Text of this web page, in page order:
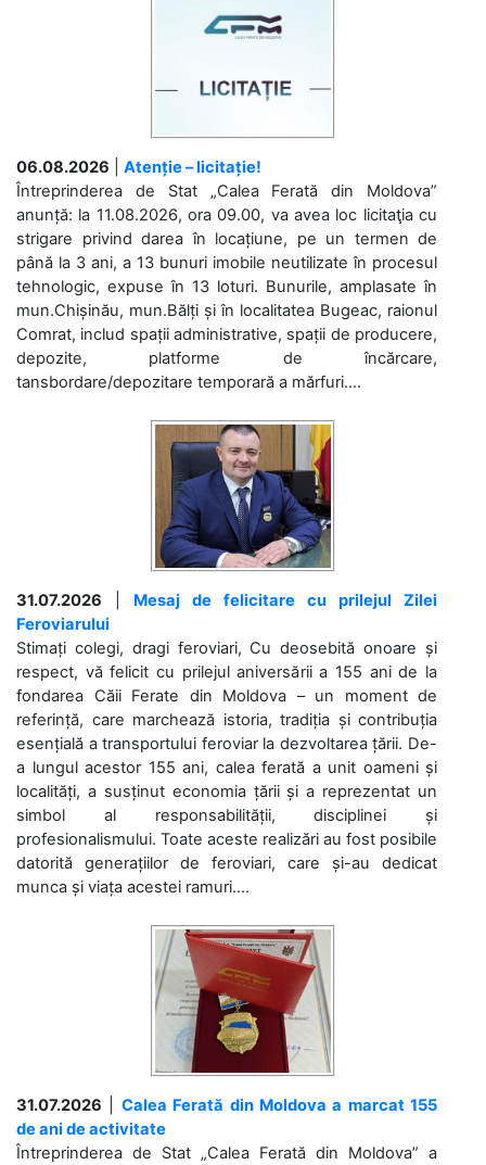
06.08.2026
Atenție – licitație!
Întreprinderea de Stat „Calea Ferată din Moldova”
anunță: la 11.08.2026, ora 09.00, va avea loc licitaţia cu
strigare privind darea în locațiune, pe un termen de
până la 3 ani, a 13 bunuri imobile neutilizate în procesul
tehnologic, expuse în 13 loturi. Bunurile, amplasate în
mun.Chișinău, mun.Bălți și în localitatea Bugeac, raionul
Comrat, includ spații administrative, spații de producere,
depozite, platforme de încărcare,
tansbordare/depozitare temporară a mărfuri....
31.07.2026
Mesaj de felicitare cu prilejul Zilei
Feroviarului
Stimați colegi, dragi feroviari, Cu deosebită onoare și
respect, vă felicit cu prilejul aniversării a 155 ani de la
fondarea Căii Ferate din Moldova – un moment de
referință, care marchează istoria, tradiția și contribuția
esențială a transportului feroviar la dezvoltarea țării. De-
a lungul acestor 155 ani, calea ferată a unit oameni și
localități, a susținut economia țării și a reprezentat un
simbol al responsabilității, disciplinei și
profesionalismului. Toate aceste realizări au fost posibile
datorită generațiilor de feroviari, care și-au dedicat
munca și viața acestei ramuri....
31.07.2026
Calea Ferată din Moldova a marcat 155
de ani de activitate
Întreprinderea de Stat „Calea Ferată din Moldova” a